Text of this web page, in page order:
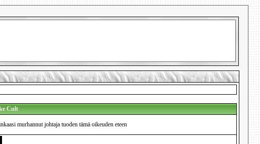
Cult
murhannut johtaja tuoden tämä oikeuden eteen